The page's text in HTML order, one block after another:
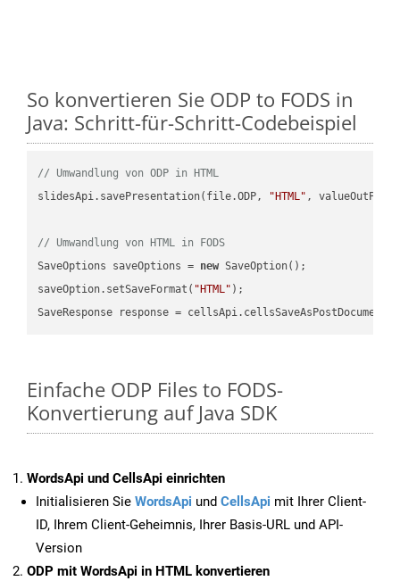
So konvertieren Sie ODP to FODS in
Java: Schritt-für-Schritt-Codebeispiel
// Umwandlung von ODP in HTML
slidesApi.savePresentation(file.ODP,
"HTML" ,
// Umwandlung von HTML in FODS
SaveOptions saveOptions = new SaveOption();
saveOption.setSaveFormat( "HTML" );
SaveResponse response =
Einfache ODP Files to FODS-
Konvertierung auf Java SDK
WordsApi und CellsApi einrichten
Initialisieren Sie WordsApi und CellsApi mit Ihrer Client-
ID, Ihrem Client-Geheimnis, Ihrer Basis-URL und API-
Version
ODP mit WordsApi in HTML konvertieren